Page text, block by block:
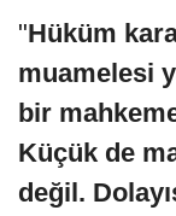
"Hüküm
muamelesi
bir
Küçük de
değil.